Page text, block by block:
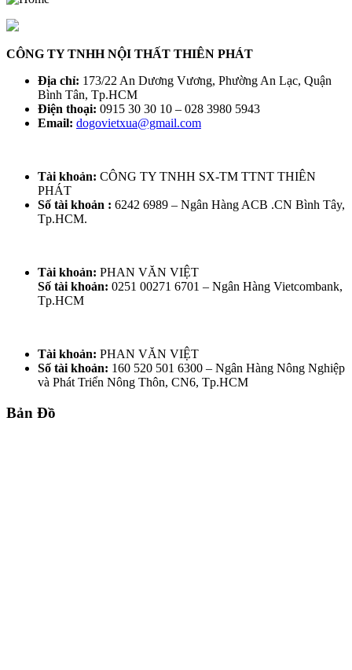
Bàn Ghế Trường Kỷ Cổ BỘ TRƯỜNG KỶ
HUẾ VAI LẬT - 6 MÓN CẨN ỐC XÀ CỪ
Liên hệ để báo giá
CÔNG TY TNHH NỘI THẤT THIÊN PHÁT
Địa chỉ: 173/22 An Dương Vương, Phường An Lạc, Quận
Bình Tân, Tp.HCM
Điện thoại: 0915 30 30 10 – 028 3980 5943
Email: dogovietxua@gmail.com
Tài khoản: CÔNG TY TNHH SX-TM TTNT THIÊN
PHÁT
Số tài khoản : 6242 6989 – Ngân Hàng ACB .CN Bình Tây,
Tp.HCM.
Tài khoản: PHAN VĂN VIỆT
Số tài khoản: 0251 00271 6701 – Ngân Hàng Vietcombank,
Tp.HCM
Tài khoản: PHAN VĂN VIỆT
Số tài khoản: 160 520 501 6300 – Ngân Hàng Nông Nghiệp
và Phát Triển Nông Thôn, CN6, Tp.HCM
Bản Đồ